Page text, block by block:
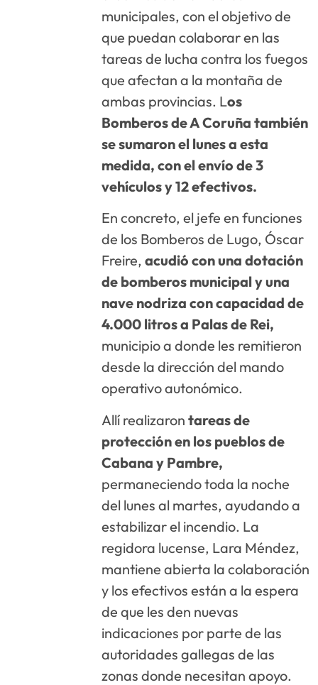
municipales, con el objetivo de
que puedan colaborar en las
tareas de lucha contra los fuegos
que afectan a la montaña de
ambas provincias. Los
Bomberos de A Coruña también
se sumaron el lunes a esta
medida, con el envío de 3
vehículos y 12 efectivos.
En concreto, el jefe en funciones
de los Bomberos de Lugo, Óscar
Freire, acudió con una dotación
de bomberos municipal y una
nave nodriza con capacidad de
4.000 litros a Palas de Rei,
municipio a donde les remitieron
desde la dirección del mando
operativo autonómico.
Allí realizaron tareas de
protección en los pueblos de
Cabana y Pambre,
permaneciendo toda la noche
del lunes al martes, ayudando a
estabilizar el incendio. La
regidora lucense, Lara Méndez,
mantiene abierta la colaboración
y los efectivos están a la espera
de que les den nuevas
indicaciones por parte de las
autoridades gallegas de las
zonas donde necesitan apoyo.